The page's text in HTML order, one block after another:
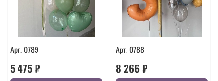
Арт. 0789
5 475 ₽
Арт. 0788
8 266 ₽